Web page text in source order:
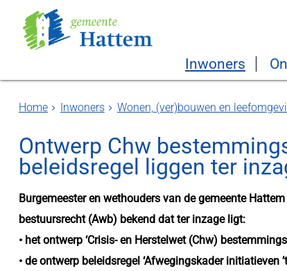
Inwoners
Home Inwoners Wonen, (ver)bouwen en
Ontwerp Chw
beleidsregel liggen ter
Burgemeester en wethouders van de gemeente
bestuursrecht (Awb) bekend dat ter inzage ligt:
• het ontwerp ‘Crisis- en Herstelwet (Chw)
• de ontwerp beleidsregel ‘Afwegingskader initiatieven